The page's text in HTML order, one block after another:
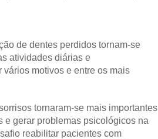
de dentes perdidos tornam-se
atividades diárias e
motivos e entre os mais
tornaram-se mais importantes
e gerar problemas psicológicos na
reabilitar pacientes com